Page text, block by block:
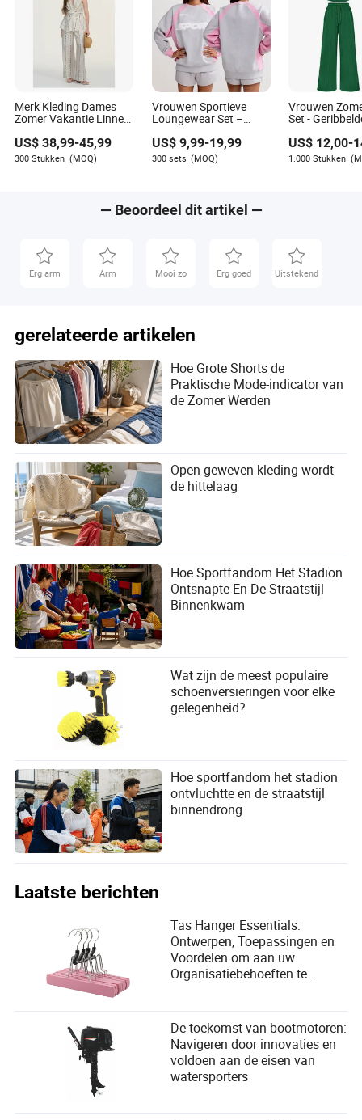
gebruiken, onderhouden of vergelijken, is de trend verder
gegaan dan puur spektakel.
Merk Kleding Dames
Zomer Vakantie Linnen
Streep V-Hals
Mouwloos Top Hoge
Taille Wijde Pijpen Broek
US$38,99-45,99
300 Stukken (MOQ)
Vrouwen Sportieve
Loungewear Set –
Shorts Co-Ord Outfit
US$ 9,99-19,99
300 sets (MOQ)
Vrouwen
Set -
Resortkleding
US$ 12,00-
1.000 Stukken
— Beoordeel dit artikel —
Erg arm Arm Mooi zo Erg goed Uitstekend
gerelateerde artikelen
Hoe Grote Shorts de
Praktische Mode-indicator van
de Zomer Werden
Open geweven kleding wordt
de hittelaag
Hoe Sportfandom Het Stadion
Ontsnapte En De Straatstijl
Binnenkwam
Wat zijn de meest populaire
schoenversieringen voor elke
gelegenheid?
Hoe sportfandom het stadion
ontvluchtte en de straatstijl
binnendrong
Laatste berichten
Tas Hanger Essentials:
Ontwerpen, Toepassingen en
Voordelen om aan uw
Organisatiebehoeften te
De toekomst van bootmotoren:
Navigeren door innovaties en
voldoen aan de eisen van
watersporters